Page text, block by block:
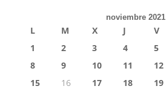
noviembre 2021
L M X J V
1
2 3 4 5
8
9 10 11 12
15
16 17 18 19